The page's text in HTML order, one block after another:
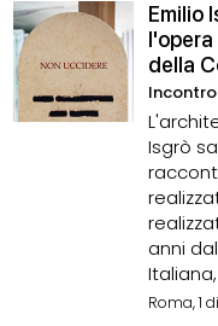
Emilio
della
Isgrò
anni
Roma, 1